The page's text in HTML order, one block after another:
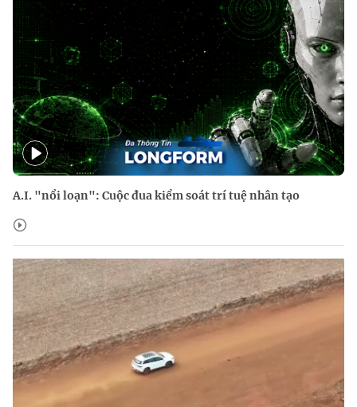
A.I. "nổi loạn": Cuộc đua kiểm soát trí tuệ nhân tạo